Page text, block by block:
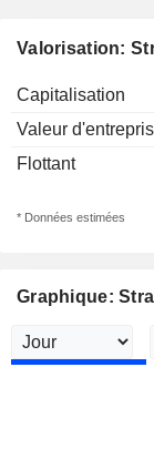
Valorisation:
Capitalisation
Valeur
Flottant
* Données estimées
Graphique: